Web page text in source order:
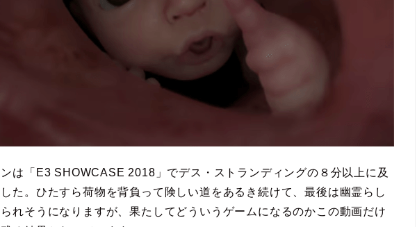
は「E3 SHOWCASE 2018」でデス・ストランディングの８分以上に及
た。ひたすら荷物を背負って険しい道をあるき続けて、最後は幽霊らし
れそうになりますが、果たしてどういうゲームになるのかこの動画だけ